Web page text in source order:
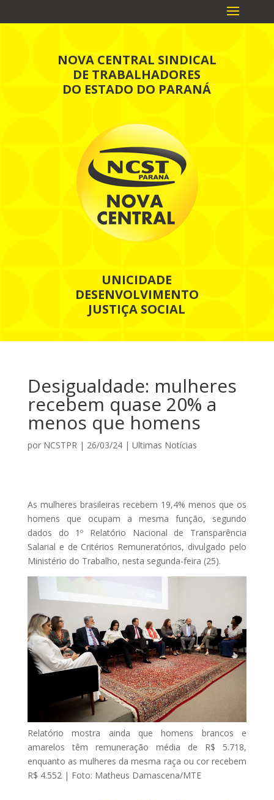
NOVA CENTRAL SINDICAL
DE TRABALHADORES
DO ESTADO DO PARANÁ
UNICIDADE
DESENVOLVIMENTO
JUSTIÇA SOCIAL
Desigualdade: mulheres
recebem quase 20% a
menos que homens
por NCSTPR| 26/03/24| Ultimas Notícias
As mulheres brasileiras recebem 19,4% menos que os
homens que ocupam a mesma função, segundo
dados do 1º Relatório Nacional de Transparência
Salarial e de Critérios Remuneratórios, divulgado pelo
Ministério do Trabalho, nesta segunda-feira (25).
Relatório mostra ainda que homens brancos e
amarelos têm remuneração média de R$ 5.718,
enquanto as mulheres da mesma raça ou cor recebem
R$ 4.552 | Foto: Matheus Damascena/MTE